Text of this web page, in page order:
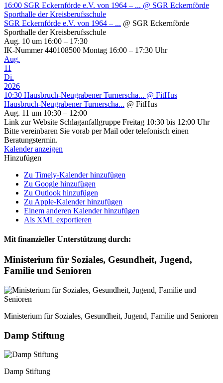
16:00 SGR Eckernförde e.V. von 1964 – ... @ SGR Eckernförde
Sporthalle der Kreisberufsschule
SGR Eckernförde e.V. von 1964 – ... @ SGR Eckernförde
Sporthalle der Kreisberufsschule
Aug. 10 um 16:00 – 17:30
IK-Nummer 440108500 Montag 16:00 – 17:30 Uhr
Aug.
11
Di.
2026
10:30 Hausbruch-Neugrabener Turnerscha... @ FitHus
Hausbruch-Neugrabener Turnerscha... @ FitHus
Aug. 11 um 10:30 – 12:00
Link zur Website Schlaganfallgruppe Freitag 10:30 bis 12:00 Uhr
Bitte vereinbaren Sie vorab per Mail oder telefonisch einen
Beratungstermin.
Kalender anzeigen
Hinzufügen
Zu Timely-Kalender hinzufügen
Zu Google hinzufügen
Zu Outlook hinzufügen
Zu Apple-Kalender hinzufügen
Einem anderen Kalender hinzufügen
Als XML exportieren
Mit finanzieller Unterstützung durch:
Ministerium für Soziales, Gesundheit, Jugend,
Familie und Senioren
Ministerium für Soziales, Gesundheit, Jugend, Familie und Senioren
Damp Stiftung
Damp Stiftung